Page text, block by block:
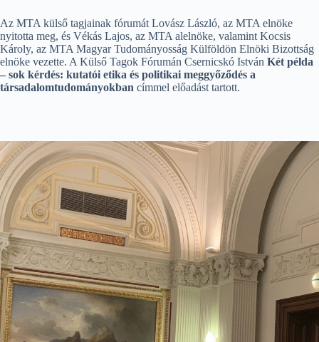
Az MTA külső tagjainak fórumát Lovász László, az MTA elnöke
nyitotta meg, és Vékás Lajos, az MTA alelnöke, valamint Kocsis
Károly, az MTA Magyar Tudományosság Külföldön Elnöki Bizottság
elnöke vezette. A Külső Tagok Fórumán Csernicskó István Két példa
– sok kérdés: kutatói etika és politikai meggyőződés a
társadalomtudományokban címmel előadást tartott.